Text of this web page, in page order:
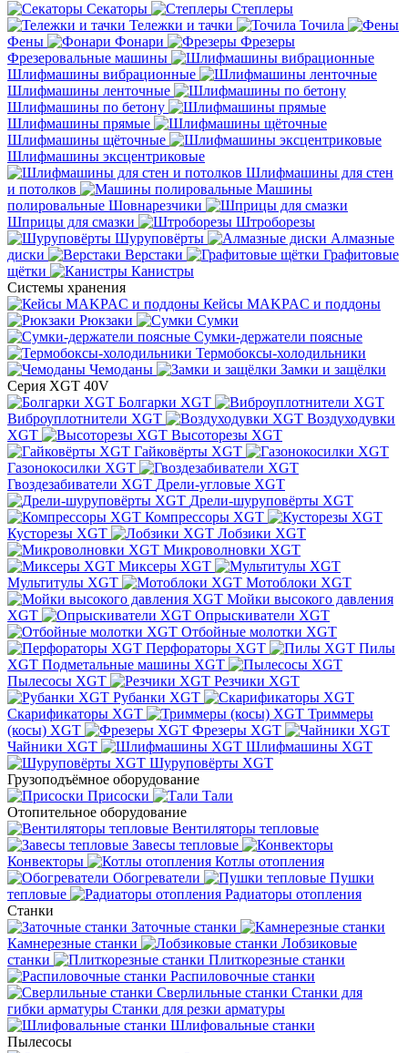
Секаторы
Степлеры
Тележки и тачки
Точила
Фены
Фонари
Фрезеры
Фрезеровальные машины
Шлифмашины вибрационные
Шлифмашины ленточные
Шлифмашины по бетону
Шлифмашины прямые
Шлифмашины щёточные
Шлифмашины эксцентриковые
Шлифмашины для стен
и потолков
Машины
полировальные Шовнарезчики
Шприцы для смазки
Штроборезы
Шуруповёрты
Алмазные
диски
Верстаки
Графитовые
щётки
Канистры
Системы хранения
Кейсы MAKPAC и поддоны
Рюкзаки
Сумки
Сумки-держатели поясные
Термобоксы-холодильники
Чемоданы
Замки и защёлки
Серия XGT 40V
Болгарки XGT
Виброуплотнители XGT
Воздуходувки
XGT
Высоторезы XGT
Гайковёрты XGT
Газонокосилки XGT
Гвоздезабиватели XGT Дрели-угловые XGT
Дрели-шуруповёрты XGT
Компрессоры XGT
Кусторезы XGT
Лобзики XGT
Микроволновки XGT
Миксеры XGT
Мультитулы XGT
Мотоблоки XGT
Мойки высокого давления
XGT
Опрыскиватели XGT
Отбойные молотки XGT
Перфораторы XGT
Пилы
XGT Подметальные машины XGT
Пылесосы XGT
Резчики XGT
Рубанки XGT
Скарификаторы XGT
Триммеры
(косы) XGT
Фрезеры XGT
Чайники XGT
Шлифмашины XGT
Шуруповёрты XGT
Грузоподъёмное оборудование
Присоски
Тали
Отопительное оборудование
Вентиляторы тепловые
Завесы тепловые
Конвекторы
Котлы отопления
Обогреватели
Пушки
тепловые
Радиаторы отопления
Станки
Заточные станки
Камнерезные станки
Лобзиковые
станки
Плиткорезные станки
Распиловочные станки
Сверлильные станки Станки для
гибки арматуры Станки для резки арматуры
Шлифовальные станки
Пылесосы